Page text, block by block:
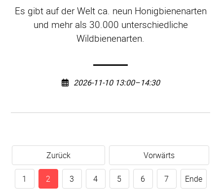
Es gibt auf der Welt ca. neun Honigbienenarten
und mehr als 30.000 unterschiedliche
Wildbienenarten.
2026-11-10 13:00–14:30
Zurück Vorwärts
1 2 3 4 5 6 7 Ende